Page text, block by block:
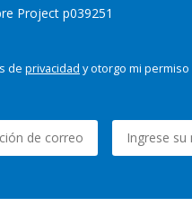
Project p039251
de privacidad y otorgo mi